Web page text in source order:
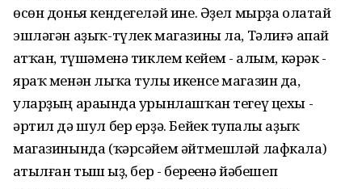
өсөн донья кендегеләй ине. Әҙел мырҙа олатай
эшләгән аҙыҡ-түлек магазины ла, Тәлиғә апай
һатҡан, түшәменә тиклем кейем - һалым, кәрәк -
яраҡ менән лыҡа тулы икенсе магазин да,
уларҙың араһында урынлашҡан тегеү цехы -
әртил дә шул бер ерҙә. Бейек тупһалы аҙыҡ
магазинында (ҡәрсәйем әйтмешләй лафкала)
һатылған тыш һыҙ, бер - береһенә йәбешеп